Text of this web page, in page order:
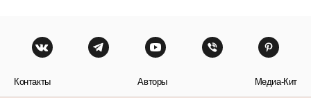
Контакты Авторы Медиа-Кит